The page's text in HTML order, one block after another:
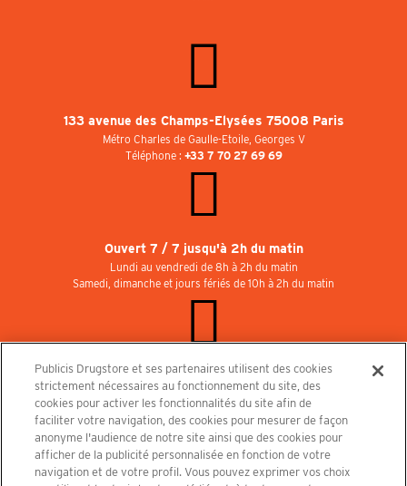
133 avenue des Champs-Elysées 75008 Paris
Métro Charles de Gaulle-Etoile, Georges V
Téléphone : +33 7 70 27 69 69
Ouvert 7 / 7 jusqu'à 2h du matin
Lundi au vendredi de 8h à 2h du matin
Samedi, dimanche et jours fériés de 10h à 2h du matin
Rejoignez-nous au Publicisdrugstore !
Nous recrutons pour les boutiques, le restaurant et le cinéma. Contactez-nous :
recrutement@publicisdrugstore.com
Conditions générales de vente
Mentions légales
Politique de Protection des Données Personnelles et Charte
Publicis Drugstore et ses partenaires utilisent des cookies
strictement nécessaires au fonctionnement du site, des
cookies pour activer les fonctionnalités du site afin de
faciliter votre navigation, des cookies pour mesurer de façon
anonyme l'audience de notre site ainsi que des cookies pour
afficher de la publicité personnalisée en fonction de votre
navigation et de votre profil. Vous pouvez exprimer vos choix